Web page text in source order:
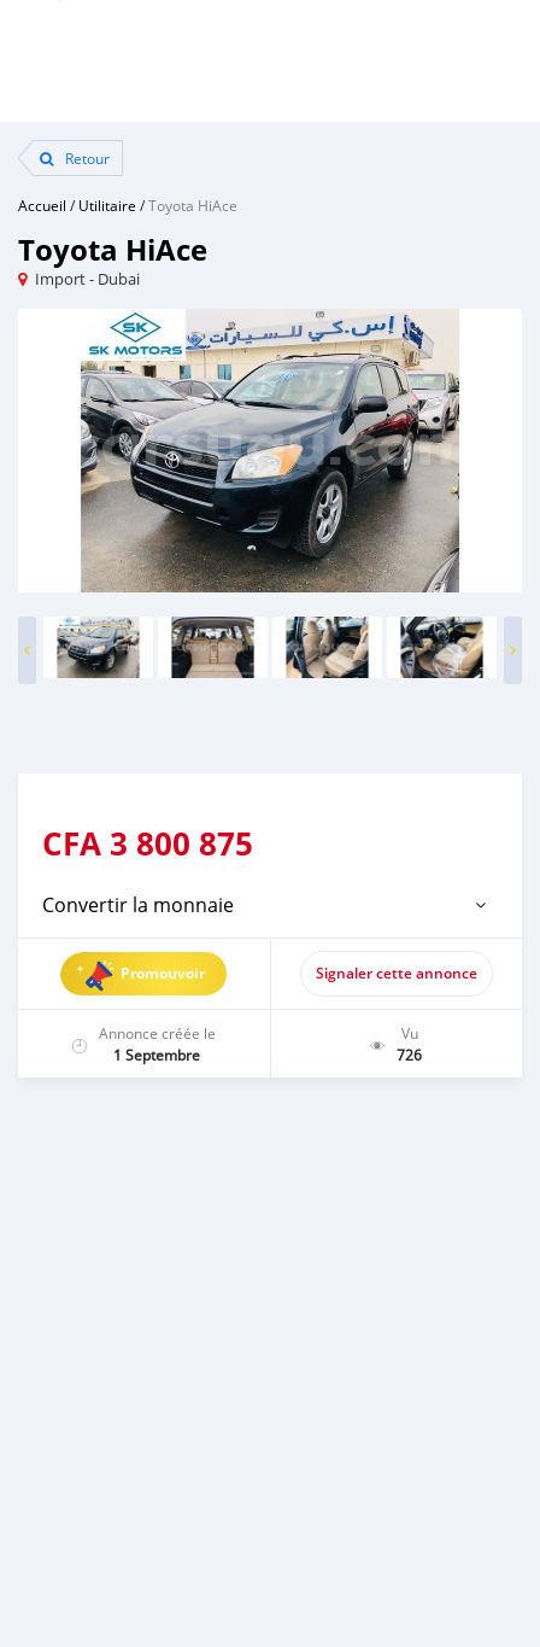
Retour
Accueil /Utilitaire /Toyota HiAce
Toyota HiAce
Import - Dubai
CFA 3 800 875
Convertir la monnaie
Promouvoir Signaler cette annonce
Annonce créée le
1 Septembre
Vu
726